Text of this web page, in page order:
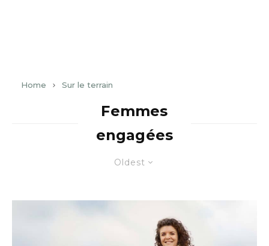
Home Sur le terrain
Oldest
Femmes
engagées